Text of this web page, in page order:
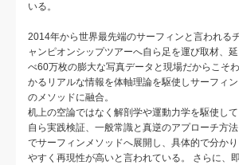
いる。
2014年から世界最先端のサーフィンと言われる
ャンピオンシップツアーへ自ら足を運び取材、延
べ60万枚の膨大な写真データと現場だからこそわ
かるリアルな情報を体軸理論を駆使しサーフィン
のメソッドに融合。
机上の空論ではなく解剖学や運動力学を駆使して
自ら実践検証、一般常識と真逆のアプローチ方法
でサーフィンメソッドへ展開し、具体的で分かり
やすく再現性が高いと言われている。 さらに、即